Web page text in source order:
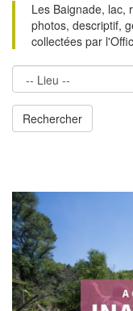
Les Baignade, lac,
photos, descriptif,
collectées par